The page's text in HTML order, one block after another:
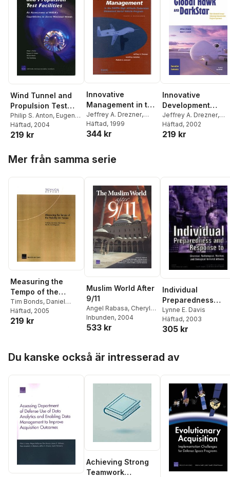
Wind Tunnel and
Propulsion Test
Facilities
Philip S. Anton, Eugene
Gritton, Richard Mesic
Paul S. Steinberg
Jeffrey A. Drezner,
Hamilton,Thor Hogan,
Deborah Peetz,
Joe Strong
William Trimble
Häftad, 2004
219 kr
Innovative
Management in the
DARPA High Altitude
Endurance
Unmanned Aerial
Jeffrey A. Drezner,
Geoffrey Sommer
Robert S. Leonard
Häftad, 1999
344 kr
Innovative
Development
Executive
Jeffrey A. Drezner,
Robert S. Leonard
Häftad, 2002
219 kr
Mer från samma serie
Measuring the
Tempo of the
Mobility Air Forces
Tim Bonds, Daniel
Norton, Peter Hirneise
Pete Ellis
Häftad, 2005
219 kr
Muslim World After
9/11
Angel Rabasa, Cheryl
Benard,Peter Chalk
Christine Fair
David Thaler
Inbunden, 2004
533 kr
Individual
Preparedness
Response to
Chemical,
Radiological,
Biological
Attacks
Lynne E. Davis
Häftad, 2003
305 kr
Du kanske också är intresserad av
Achieving Strong
Teamwork